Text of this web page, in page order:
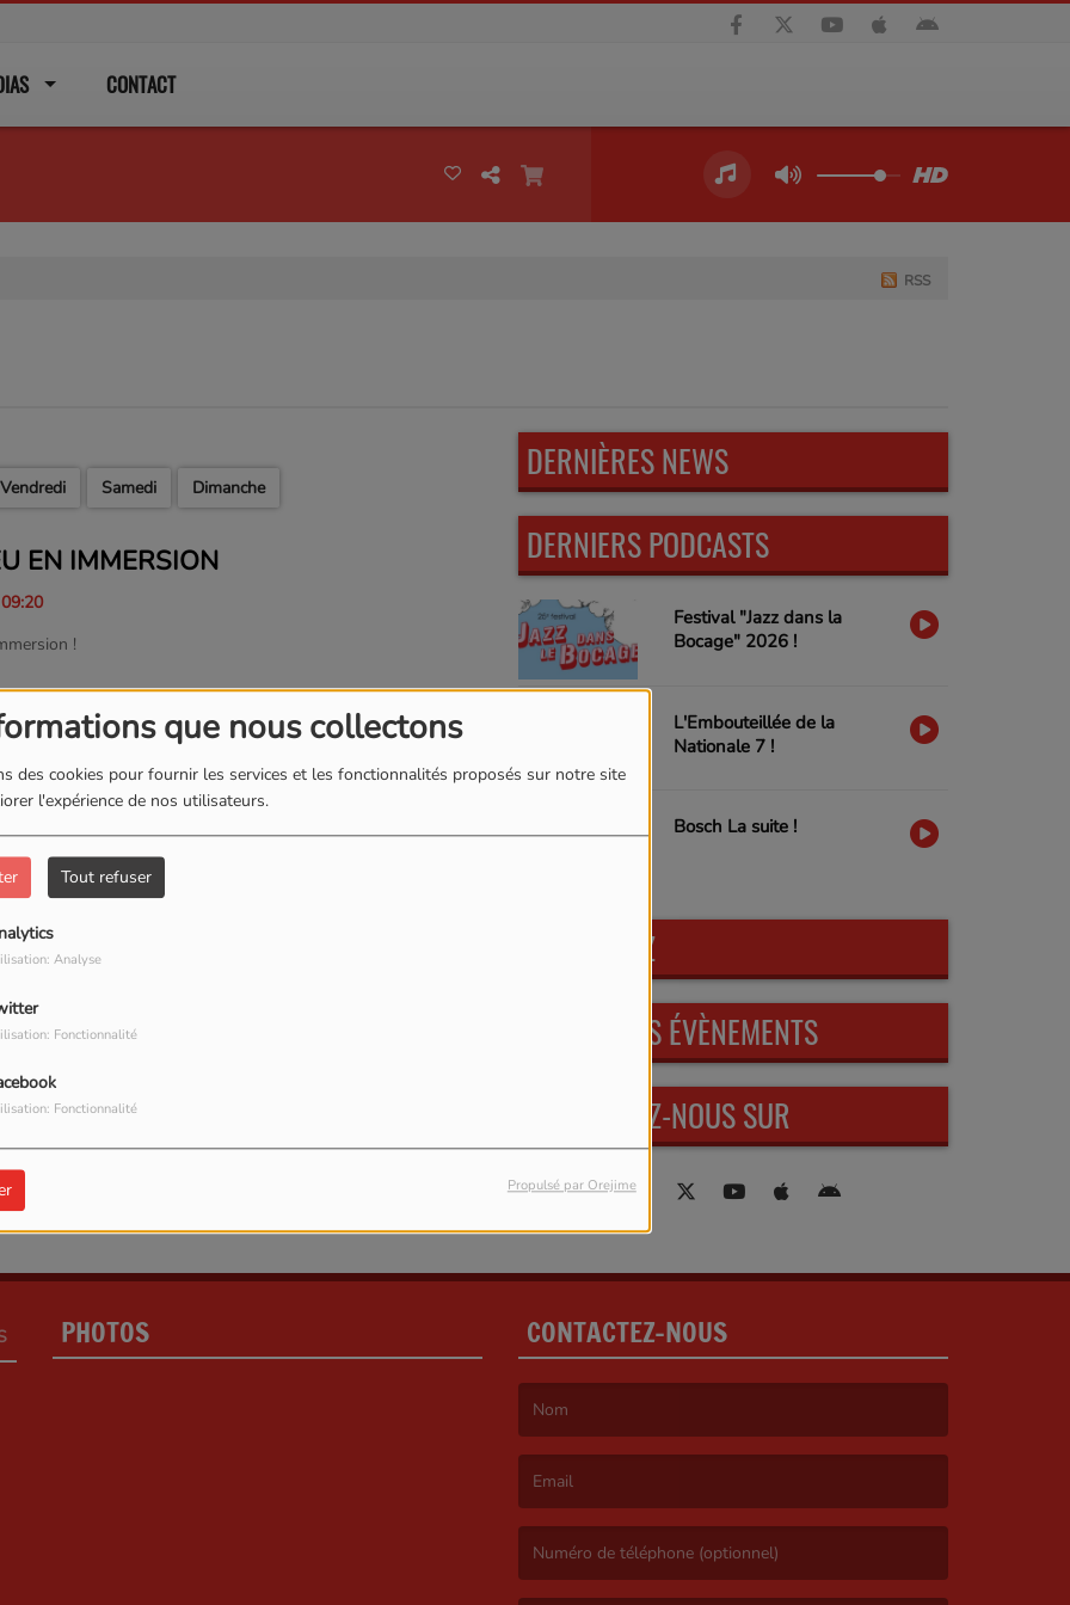
que nous collectons
des cookies pour fournir les services et les fonctionnalités proposés sur notre site
l'expérience de nos utilisateurs.
Tout refuser
Analyse
Fonctionnalité
Fonctionnalité
Propulsé par Orejime
CONTACT
RSS
Vendredi Samedi Dimanche
EN IMMERSION
!
LITTÉRAIRE
!
DERNIÈRES NEWS
DERNIERS PODCASTS
Festival "Jazz dans la
Bocage" 2026 !
L'Embouteillée de la
Nationale 7 !
Bosch La suite !
PARTICIPEZ
PROCHAINS ÉVÈNEMENTS
RETROUVEZ-NOUS SUR
PHOTOS CONTACTEZ-NOUS